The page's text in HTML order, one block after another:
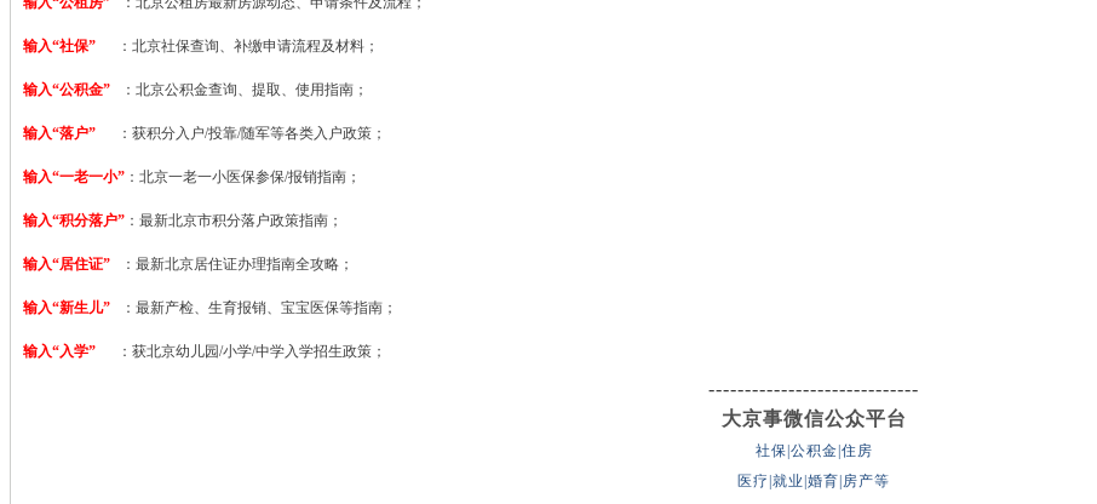
输入“社保” ：北京社保查询、补缴申请流程及材料；
输入“公积金” ：北京公积金查询、提取、使用指南；
输入“落户” ：获积分入户/投靠/随军等各类入户政策；
输入“一老一小” ：北京一老一小医保参保/报销指南；
输入“积分落户” ：最新北京市积分落户政策指南；
输入“居住证” ：最新北京居住证办理指南全攻略；
输入“新生儿” ：最新产检、生育报销、宝宝医保等指南；
输入“入学” ：获北京幼儿园/小学/中学入学招生政策；
-----------------------------
大京事微信公众平台
社保|公积金|住房
医疗|就业|婚育|房产等